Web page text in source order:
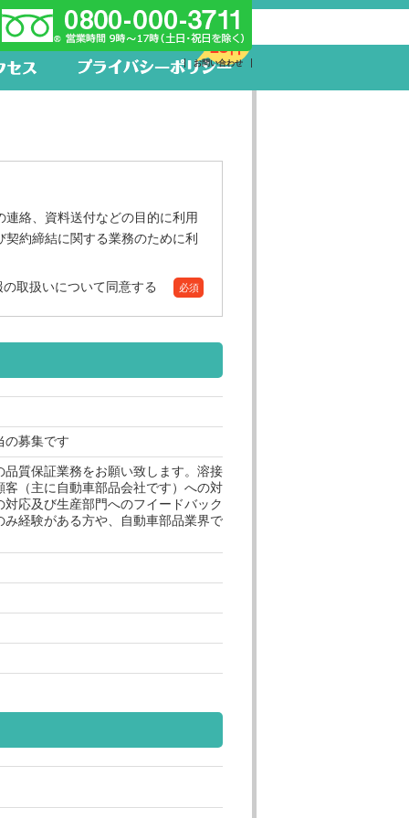
新着求人
23件
お問い合わせ
絡、資料送付などの目的に利用
約締結に関する業務のために利
取扱いについて同意する 必須
の募集です
質保証業務をお願い致します。溶接
（主に自動車部品会社です）への対
応及び生産部門へのフイードバック
経験がある方や、自動車部品業界で